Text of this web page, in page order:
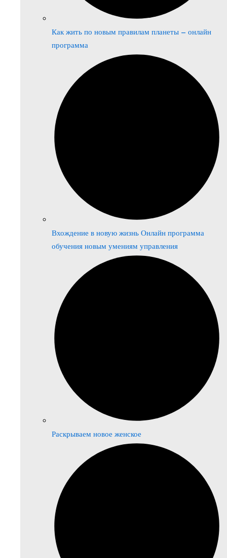
Как жить по новым правилам планеты – онлайн
программа
Вхождение в новую жизнь Онлайн программа
обучения новым умениям управления
Раскрываем новое женское